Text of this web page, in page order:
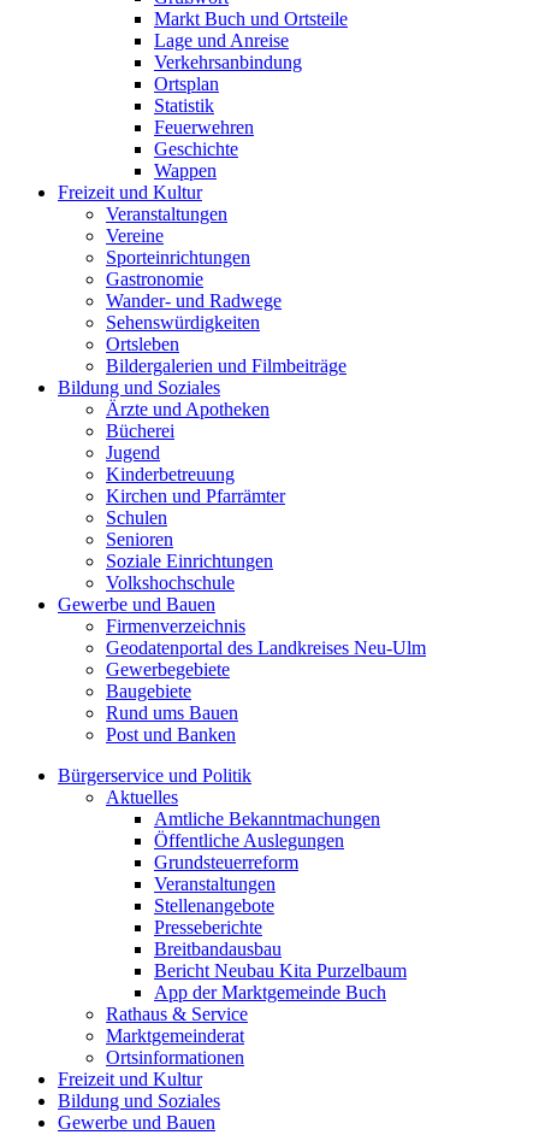
Markt Buch und Ortsteile
Lage und Anreise
Verkehrsanbindung
Ortsplan
Statistik
Feuerwehren
Geschichte
Wappen
Freizeit und Kultur
Veranstaltungen
Vereine
Sporteinrichtungen
Gastronomie
Wander- und Radwege
Sehenswürdigkeiten
Ortsleben
Bildergalerien und Filmbeiträge
Bildung und Soziales
Ärzte und Apotheken
Bücherei
Jugend
Kinderbetreuung
Kirchen und Pfarrämter
Schulen
Senioren
Soziale Einrichtungen
Volkshochschule
Gewerbe und Bauen
Firmenverzeichnis
Geodatenportal des Landkreises Neu-Ulm
Gewerbegebiete
Baugebiete
Rund ums Bauen
Post und Banken
Bürgerservice und Politik
Aktuelles
Amtliche Bekanntmachungen
Öffentliche Auslegungen
Grundsteuerreform
Veranstaltungen
Stellenangebote
Presseberichte
Breitbandausbau
Bericht Neubau Kita Purzelbaum
App der Marktgemeinde Buch
Rathaus & Service
Marktgemeinderat
Ortsinformationen
Freizeit und Kultur
Bildung und Soziales
Gewerbe und Bauen